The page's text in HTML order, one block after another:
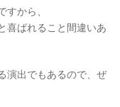
から、
喜ばれること間違いあ
演出でもあるので、ぜ